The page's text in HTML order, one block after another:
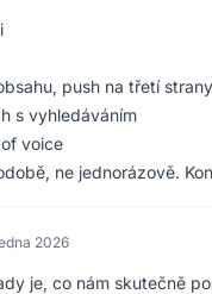
push na třetí
s vyhledáváním
voice
ne jednorázově.
2026
je, co nám skutečně